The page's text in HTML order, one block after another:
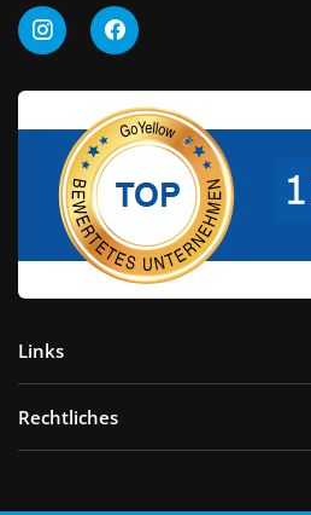
Links
Rechtliches